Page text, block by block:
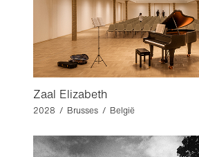
Zaal Elizabeth
2028 / Brusses / België